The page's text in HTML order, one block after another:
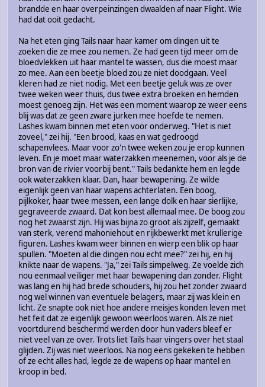
brandde en haar overpeinzingen dwaalden af naar Flight. Wie
had dat ooit gedacht.
Na het eten ging Tails naar haar kamer om dingen uit te
zoeken die ze mee zou nemen. Ze had geen tijd meer om de
bloedvlekken uit haar mantel te wassen, dus die moest maar
zo mee. Aan een beetje bloed zou ze niet doodgaan. Veel
kleren had ze niet nodig. Met een beetje geluk was ze over
twee weken weer thuis, dus twee extra broeken en hemden
moest genoeg zijn. Het was een moment waarop ze weer eens
blij was dat ze geen zware jurken mee hoefde te nemen.
Lashes kwam binnen met eten voor onderweg. "Het is niet
zoveel," zei hij. "Een brood, kaas en wat gedroogd
schapenvlees. Maar voor zo'n twee weken zou je erop kunnen
leven. En je moet maar waterzakken meenemen, voor als je de
bron van de rivier voorbij bent." Tails bedankte hem en legde
ook waterzakken klaar. Dan, haar bewapening. Ze wilde
eigenlijk geen van haar wapens achterlaten. Een boog,
pijlkoker, haar twee messen, een lange dolk en haar sierlijke,
gegraveerde zwaard. Dat kon best allemaal mee. De boog zou
nog het zwaarst zijn. Hij was bijna zo groot als zijzelf, gemaakt
van sterk, verend mahoniehout en rijkbewerkt met krullerige
figuren. Lashes kwam weer binnen en wierp een blik op haar
spullen. "Moeten al die dingen nou echt mee?" zei hij, en hij
knikte naar de wapens. "Ja," zei Tails simpelweg. Ze voelde zich
nou eenmaal veiliger met haar bewapening dan zonder. Flight
was lang en hij had brede schouders, hij zou het zonder zwaard
nog wel winnen van eventuele belagers, maar zij was klein en
licht. Ze snapte ook niet hoe andere meisjes konden leven met
het feit dat ze eigenlijk gewoon weerloos waren. Als ze niet
voortdurend beschermd werden door hun vaders bleef er
niet veel van ze over. Trots liet Tails haar vingers over het staal
glijden. Zij was niet weerloos. Na nog eens gekeken te hebben
of ze echt alles had, legde ze de wapens op haar mantel en
kroop in bed.